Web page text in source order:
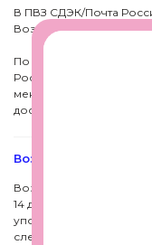
В ПВЗ СДЭК/Почта
Возможна бесплатная
По Миру доставку
России, стоимость
менеджером после
доставке заказов в
Возврат и обмен
Возврат товара
14 дней с момента
употреблении, должен
следов эксплуатации
доступ к новинкам и